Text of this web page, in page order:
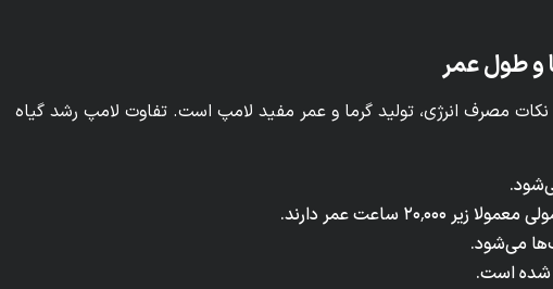
و طول عمر
مصرف انرژی، تولید گرما و عمر مفید لامپ است. تفاوت لامپ رشد گیاه
می‌شود.
شده است.